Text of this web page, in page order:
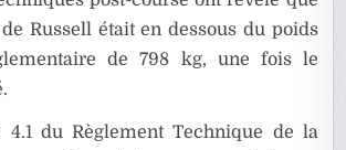
Russell était en dessous du poids
de 798 kg, une fois le
4.1 du Règlement Technique de la